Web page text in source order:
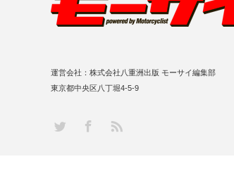
運営会社：株式会社八重洲出版 モーサイ編集部
東京都中央区八丁堀4-5-9
Twitter Facebook
RSS